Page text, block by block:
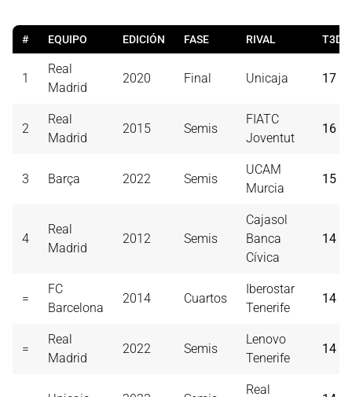
# EQUIPO EDICIÓN FASE RIVAL T3D
1
Real
Madrid
2020 Final Unicaja 17
2
Real
Madrid
2015 Semis
FIATC
Joventut
16
3 Barça 2022 Semis
UCAM
Murcia
15
4
Real
Madrid
2012 Semis
Cajasol
Banca
Cívica
14
=
FC
Barcelona
2014 Cuartos
Iberostar
Tenerife
14
=
Real
Madrid
2022 Semis
Lenovo
Tenerife
14
Real